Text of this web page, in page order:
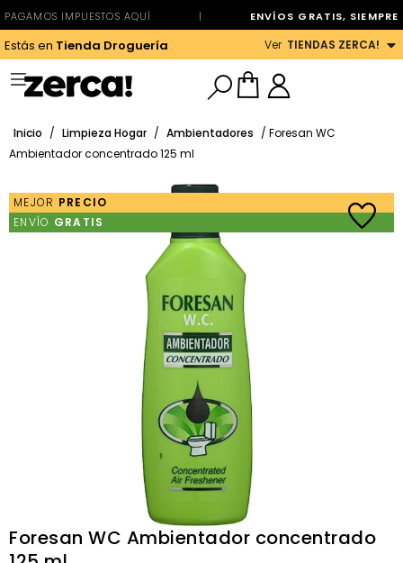
PAGAMOS IMPUESTOS AQUÍ | ENVÍOS GRATIS, SIEMPRE
Estás en Tienda Droguería Ver TIENDAS ZERCA!
Inicio / Limpieza Hogar / Ambientadores / Foresan WC
Ambientador concentrado 125 ml
MEJOR PRECIO
ENVÍO GRATIS
Foresan WC Ambientador concentrado